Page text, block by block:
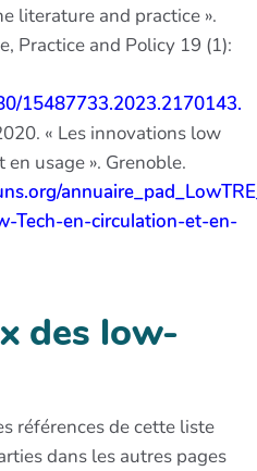
literature and practice ».
Practice and Policy 19 (1):
15487733.2023.2170143.
« Les innovations low
usage ». Grenoble.
Tech-en-circulation-et-en-
des low-
références de cette liste
dans les autres pages